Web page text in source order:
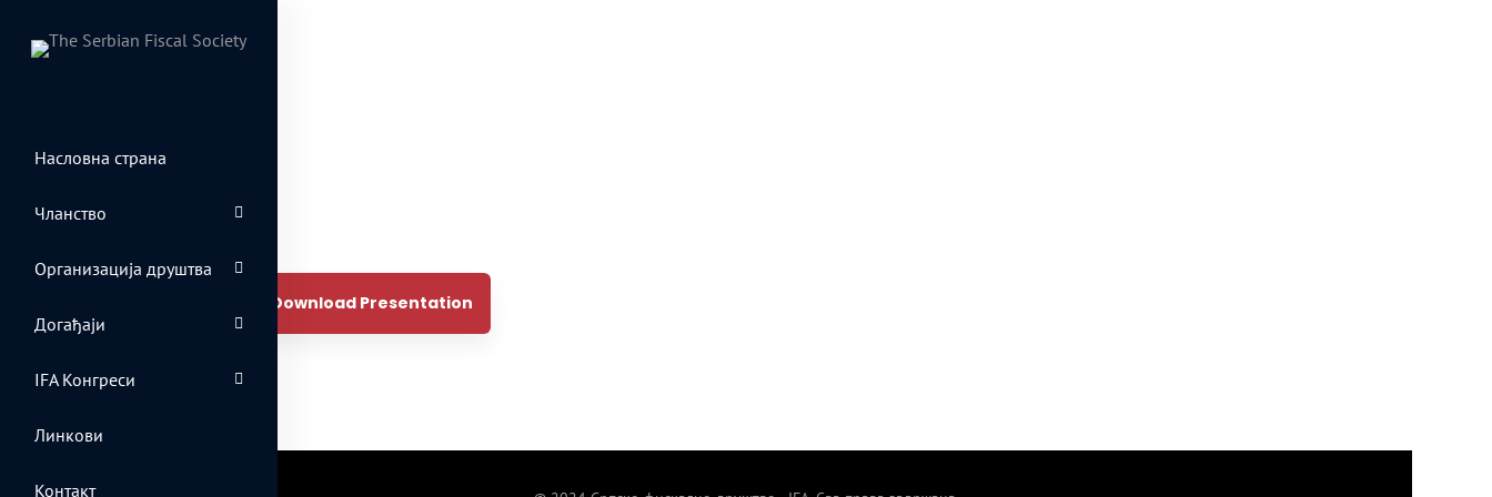
Насловна страна
Чланство
Организација друштва
Догађаји
IFA Конгреси
Линкови
Контакт
Regsiter / Login to Download Presentation